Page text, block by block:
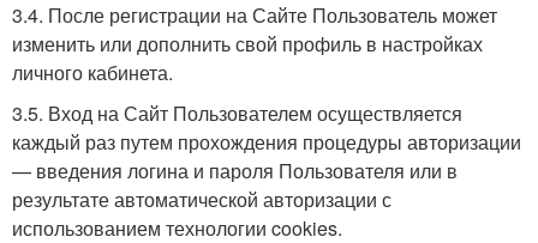
3.4. После регистрации на Сайте Пользователь может
изменить или дополнить свой профиль в настройках
личного кабинета.
3.5. Вход на Сайт Пользователем осуществляется
каждый раз путем прохождения процедуры авторизации
— введения логина и пароля Пользователя или в
результате автоматической авторизации с
использованием технологии cookies.